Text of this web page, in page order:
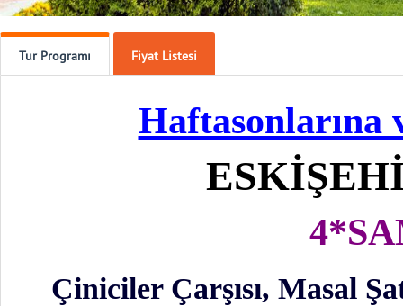
Tur Programı Fiyat Listesi
Haftasonlarına
Çiniciler Çarşısı, Masal